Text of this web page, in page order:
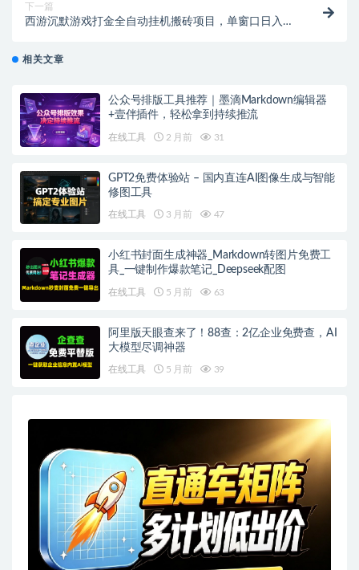
下一篇
西游沉默游戏打金全自动挂机搬砖项目，单窗口日入
相关文章
公众号排版工具推荐｜墨滴Markdown编辑器
+壹伴插件，轻松拿到持续推流
在线工具 2 月前 31
GPT2免费体验站 – 国内直连AI图像生成与智能
修图工具
在线工具 3 月前 47
小红书封面生成神器_Markdown转图片免费工
具_一键制作爆款笔记_Deepseek配图
在线工具 5 月前 63
阿里版天眼查来了！88查：2亿企业免费查，AI
大模型尽调神器
在线工具 5 月前 39